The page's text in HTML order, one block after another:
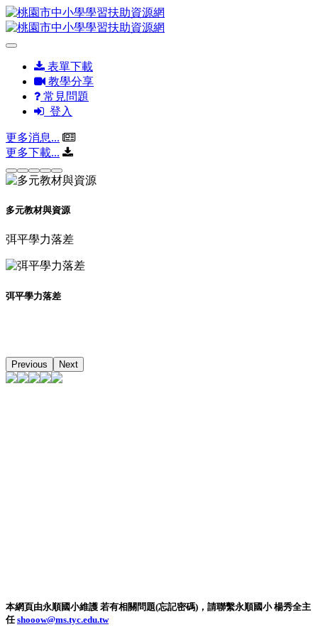
表單下載
教學分享
常見問題
登入
更多消息...
更多下載...
多元教材與資源
弭平學力落差
弭平學力落差
Previous Next
本網頁由永順國小維護 若有相關問題(忘記密碼)，請聯繫永順國小 楊秀全主
任shooow@ms.tyc.edu.tw